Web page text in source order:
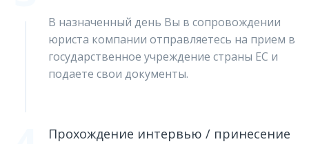
В назначенный день Вы в сопровождении
юриста компании отправляетесь на прием в
государственное учреждение страны ЕС и
подаете свои документы.
Прохождение интервью / принесение